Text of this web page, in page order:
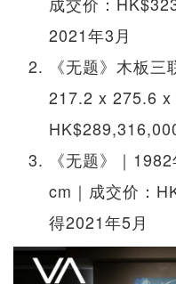
2021年3月
《无题》木板
217.2 x 275.6 x
《无题》｜
cm｜成交价：
得2021年5月